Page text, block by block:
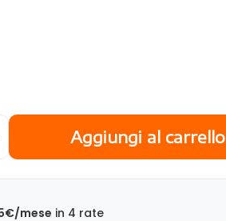
Aggiungi al carrello